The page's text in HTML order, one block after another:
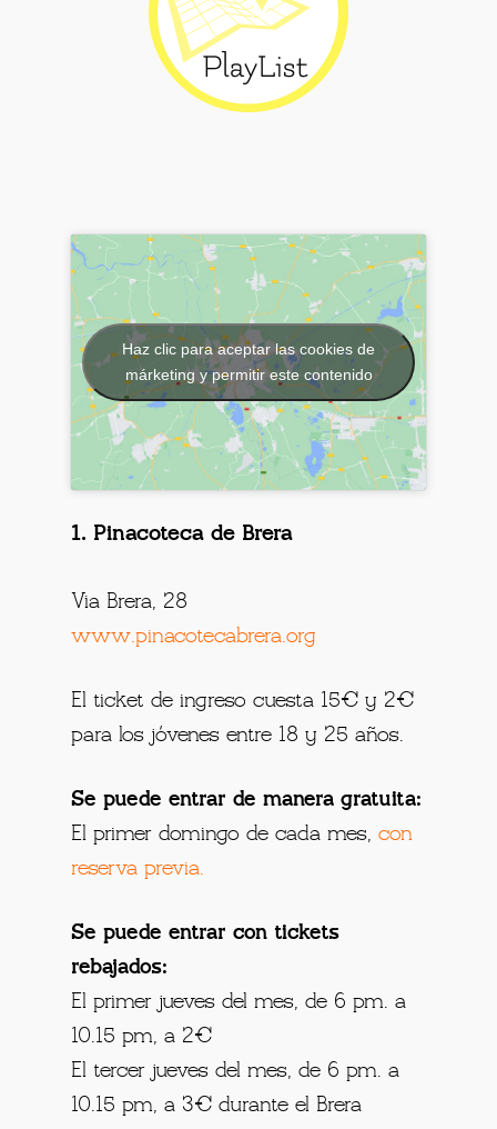
Haz clic para aceptar las cookies de
márketing y permitir este contenido
1. Pinacoteca de Brera
Via Brera, 28
www.pinacotecabrera.org
El ticket de ingreso cuesta 15€ y 2€
para los jóvenes entre 18 y 25 años.
Se puede entrar de manera gratuita:
El primer domingo de cada mes,con
reserva previa.
Se puede entrar con tickets
rebajados:
El primer jueves del mes, de 6 pm. a
10.15 pm, a 2€
El tercer jueves del mes, de 6 pm. a
10.15 pm, a 3€ durante el Brera